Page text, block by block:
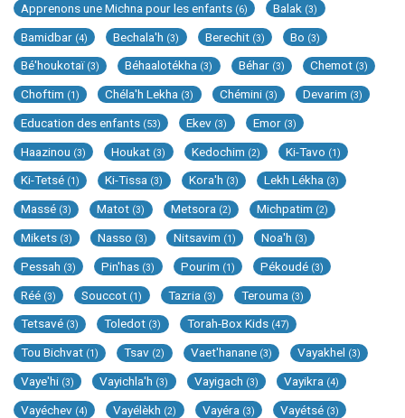
Apprenons une Michna pour les enfants (6) Balak (3)
Bamidbar (4) Bechala'h (3) Berechit (3) Bo (3)
Bé'houkotaï (3) Béhaalotékha (3) Béhar (3) Chemot (3)
Choftim (1) Chéla'h Lekha (3) Chémini (3) Devarim (3)
Education des enfants (53) Ekev (3) Emor (3)
Haazinou (3) Houkat (3) Kedochim (2) Ki-Tavo (1)
Ki-Tetsé (1) Ki-Tissa (3) Kora'h (3) Lekh Lékha (3)
Massé (3) Matot (3) Metsora (2) Michpatim (2)
Mikets (3) Nasso (3) Nitsavim (1) Noa'h (3)
Pessah (3) Pin'has (3) Pourim (1) Pékoudé (3)
Réé (3) Souccot (1) Tazria (3) Terouma (3)
Tetsavé (3) Toledot (3) Torah-Box Kids (47)
Tou Bichvat (1) Tsav (2) Vaet'hanane (3) Vayakhel (3)
Vaye'hi (3) Vayichla'h (3) Vayigach (3) Vayikra (4)
Vayéchev (4) Vayélèkh (2) Vayéra (3) Vayétsé (3)